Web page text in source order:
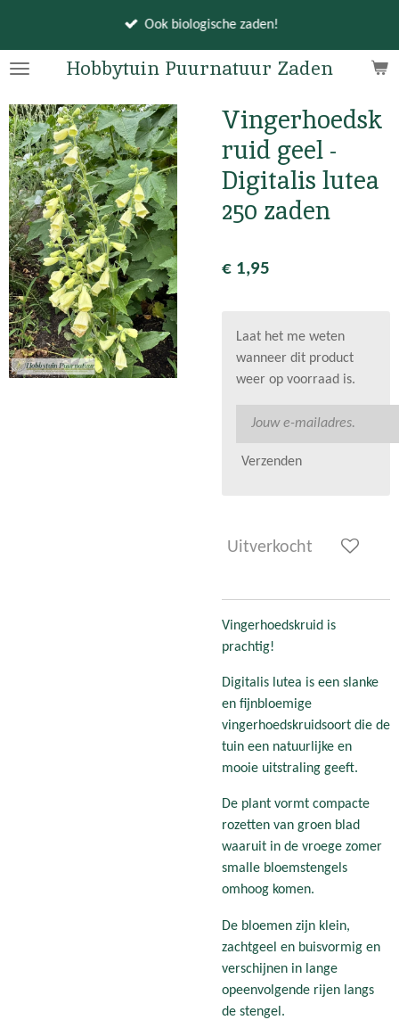
naar
hoofdinhoud
Hobbytuin Puurnatuur Zaden
Ook biologische zaden!
Vingerhoedsk
ruid geel -
Digitalis lutea
250 zaden
€ 1,95
Laat het me weten
wanneer dit product
weer op voorraad is.
Verzenden
Uitverkocht
Vingerhoedskruid is
prachtig!
Digitalis lutea is een slanke
en fijnbloemige
vingerhoedskruidsoort die de
tuin een natuurlijke en
mooie uitstraling geeft.
De plant vormt compacte
rozetten van groen blad
waaruit in de vroege zomer
smalle bloemstengels
omhoog komen.
De bloemen zijn klein,
zachtgeel en buisvormig en
verschijnen in lange
opeenvolgende rijen langs
de stengel.